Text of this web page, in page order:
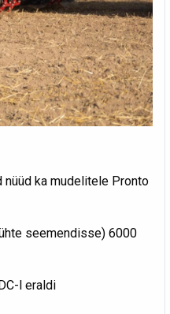
nüüd ka mudelitele Pronto
seemendisse) 6000
l eraldi